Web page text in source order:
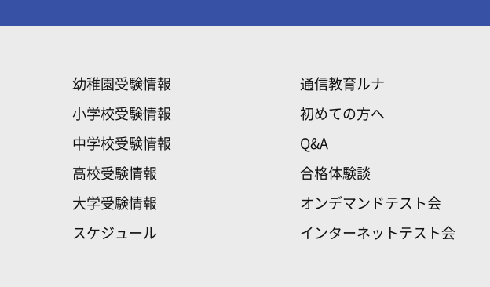
幼稚園受験情報
小学校受験情報
中学校受験情報
高校受験情報
大学受験情報
スケジュール
通信教育ルナ
初めての方へ
Q&A
合格体験談
オンデマンドテスト会
インターネットテスト会